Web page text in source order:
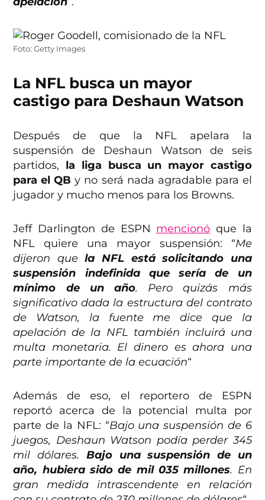
Foto: Getty Images
La NFL busca un mayor
castigo para Deshaun Watson
Después de que la NFL apelara la
suspensión de Deshaun Watson de seis
partidos, la liga busca un mayor castigo
para el QB y no será nada agradable para el
jugador y mucho menos para los Browns.
Jeff Darlington de ESPN mencionó que la
NFL quiere una mayor suspensión: “Me
dijeron quela NFL está solicitando una
suspensión indefinida que sería de un
mínimo de un año. Pero quizás más
significativo dada la estructura del contrato
de Watson, la fuente me dice que la
apelación de la NFL también incluirá una
multa monetaria. El dinero es ahora una
parte importante de la ecuación“
Además de eso, el reportero de ESPN
reportó acerca de la potencial multa por
parte de la NFL: “Bajo una suspensión de 6
juegos, Deshaun Watson podía perder 345
mil dólares. Bajo una suspensión de un
año, hubiera sido de mil 035 millones. En
gran medida intrascendente en relación